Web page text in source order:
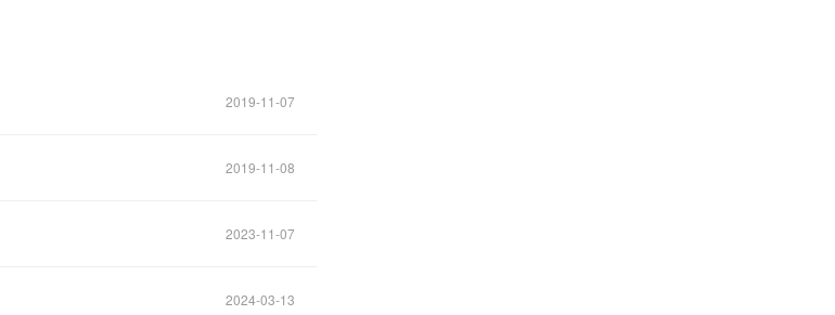
2019-11-07
2019-11-08
2023-11-07
2024-03-13